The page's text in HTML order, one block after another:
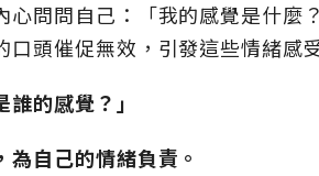
問問自己：「我的感覺是什麼
頭催促無效，引發這些情緒感
的感覺？」
自己的情緒負責。